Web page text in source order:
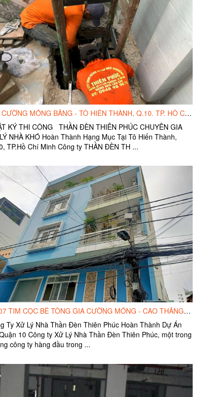
GIA CƯỜNG MÓNG BĂNG - TÔ HIẾN THÀNH, Q.10. TP. HỒ CHÍ MINH
KÝ THI CÔNG THẦN ĐÈN THIÊN PHÚC CHUYÊN GIA
NHÀ KHÓ Hoàn Thành Hạng Mục Tại Tô Hiến Thành,
TP.Hồ Chí Minh Công ty THẦN ĐÈN TH ...
ÉP 07 TIM CỌC BÊ TÔNG GIA CƯỜNG MÓNG - CAO THẮNG , QUẬN 10, TP. HỒ CHÍ MINH.
Ty Xử Lý Nhà Thần Đèn Thiên Phúc Hoàn Thành Dự Án
10 Công ty Xử Lý Nhà Thần Đèn Thiên Phúc, một trong
công ty hàng đầu trong ...